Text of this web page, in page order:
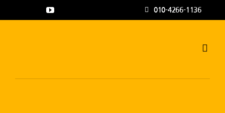
텐
010-4266-1136
하수구고압세